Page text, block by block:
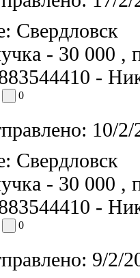
Свердловск
- 30 000 ,
-
0
10/
Свердловск
- 30 000 ,
-
0
9/2/